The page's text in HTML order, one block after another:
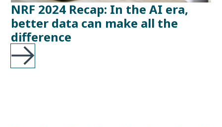
NRF 2024 Recap: In the AI era,
better data can make all the
difference